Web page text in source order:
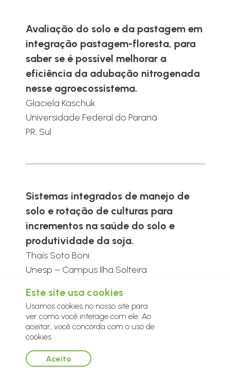
Avaliação do solo e da pastagem em
integração pastagem-floresta, para
saber se é possível melhorar a
eficiência da adubação nitrogenada
nesse agroecossistema.
Glaciela Kaschuk
Universidade Federal do Paraná
PR, Sul
Sistemas integrados de manejo de
solo e rotação de culturas para
incrementos na saúde do solo e
produtividade da soja.
Thaís Soto Boni
Unesp – Campus Ilha Solteira
Proposta de cultivo do alho em
sistema conservacionista de solo:
Este site usa cookies
Usamos cookies no nosso site para
ver como você interage com ele. Ao
aceitar, você concorda com o uso de
cookies
Aceito